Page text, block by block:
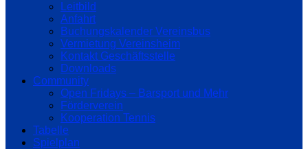
Leitbild
Anfahrt
Buchungskalender Vereinsbus
Vermietung Vereinsheim
Kontakt Geschäftsstelle
Downloads
Community
Open Fridays – Barsport und Mehr
Förderverein
Kooperation Tennis
Tabelle
Spielplan